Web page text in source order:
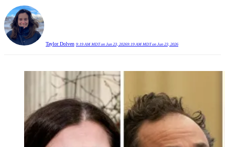
Taylor Dolven 9:19 AM MDT on Jun 23, 20269:19 AM MDT on Jun 23, 2026